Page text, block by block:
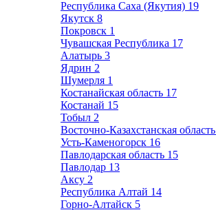
Республика Саха (Якутия) 19
Якутск 8
Покровск 1
Чувашская Республика 17
Алатырь 3
Ядрин 2
Шумерля 1
Костанайская область 17
Костанай 15
Тобыл 2
Восточно-Казахстанская область
Усть-Каменогорск 16
Павлодарская область 15
Павлодар 13
Аксу 2
Республика Алтай 14
Горно-Алтайск 5